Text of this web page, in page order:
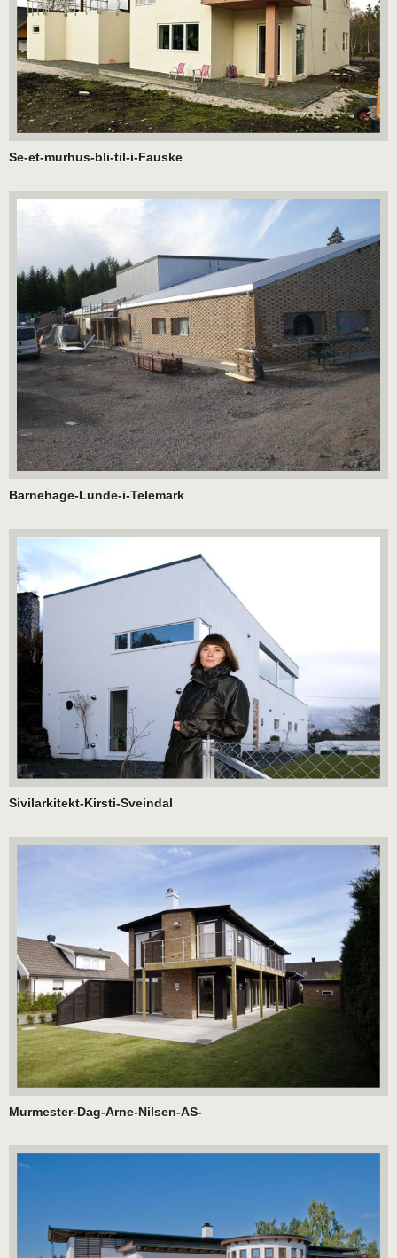
Se-et-murhus-bli-til-i-Fauske
Barnehage-Lunde-i-Telemark
Sivilarkitekt-Kirsti-Sveindal
Murmester-Dag-Arne-Nilsen-AS-